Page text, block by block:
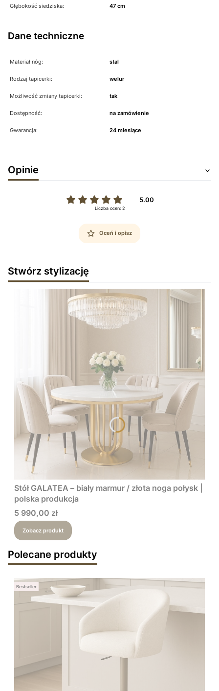
Głębokość siedziska: 47 cm
Dane techniczne
Materiał nóg: stal
Rodzaj tapicerki: welur
Możliwość zmiany tapicerki: tak
Dostępność: na zamówienie
Gwarancja: 24 miesiące
Opinie
5.00
Liczba ocen: 2
Oceń i opisz
Stwórz stylizację
Stół GALATEA – biały marmur / złota noga połysk |
polska produkcja
Cena
5 990,00 zł
Zobacz produkt
Polecane produkty
Bestseller